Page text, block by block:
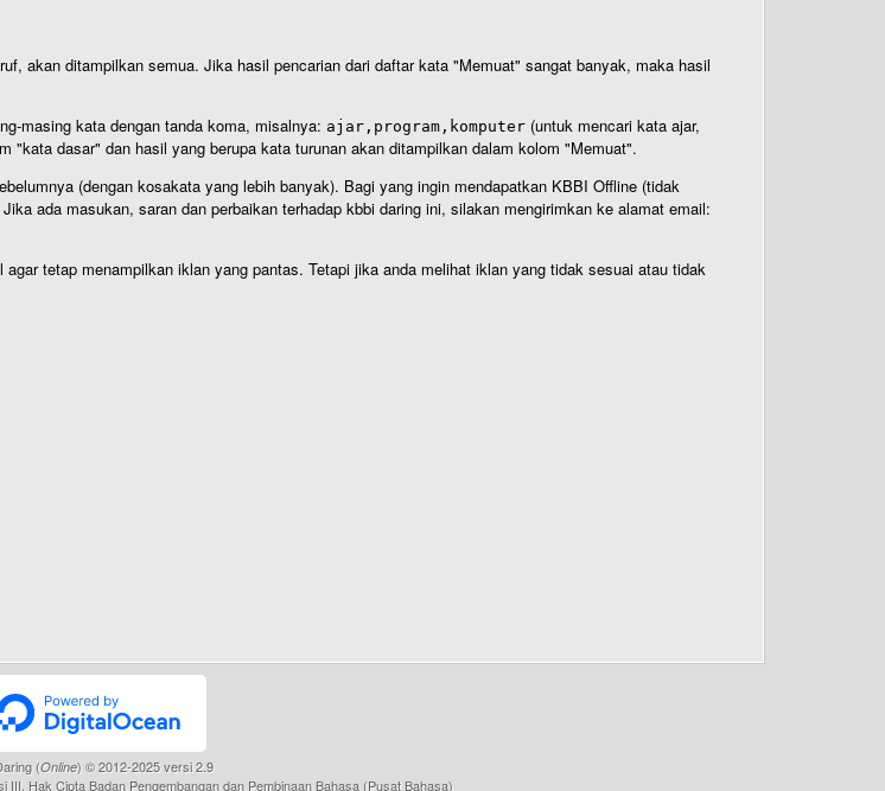
akan ditampilkan semua. Jika hasil pencarian dari daftar kata "Memuat" sangat banyak, maka hasil
masing kata dengan tanda koma, misalnya: ajar,program,komputer (untuk mencari kata ajar,
dasar" dan hasil yang berupa kata turunan akan ditampilkan dalam kolom "Memuat".
(dengan kosakata yang lebih banyak). Bagi yang ingin mendapatkan KBBI Offline (tidak
Jika ada masukan, saran dan perbaikan terhadap kbbi daring ini, silakan mengirimkan ke alamat email:
tetap menampilkan iklan yang pantas. Tetapi jika anda melihat iklan yang tidak sesuai atau tidak
(Online) © 2012-2025 versi 2.9
III, Hak Cipta Badan Pengembangan dan Pembinaan Bahasa (Pusat Bahasa)